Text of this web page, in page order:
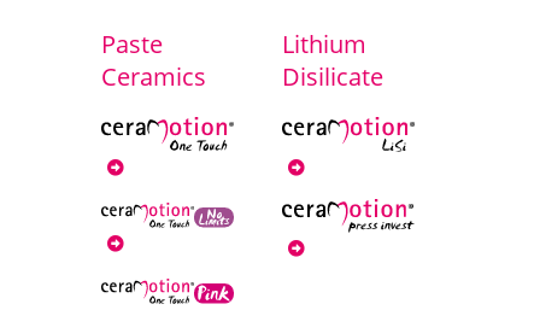
ZT FRANÇOIS HARTMANN
Paste
Ceramics
Lithium
Disilicate